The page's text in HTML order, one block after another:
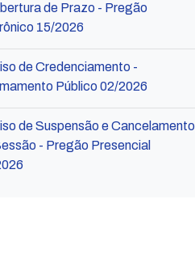
de Prazo - Pregão
15/2026
de Credenciamento -
Público 02/2026
de Suspensão e Cancelamento
- Pregão Presencial